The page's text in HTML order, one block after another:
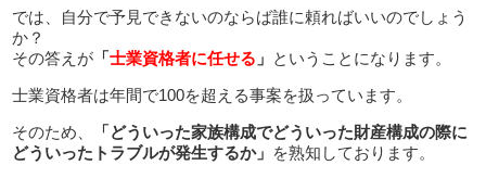
では、自分で予見できないのならば誰に頼ればいいのでしょう
か？
その答えが 「士業資格者に任せる 」 ということになります。
士業資格者は年間で100を超える事案を扱っています。
そのため、
「どういった家族構成でどういった財産構成の際に
どういったトラブルが発生するか」 を熟知しております。